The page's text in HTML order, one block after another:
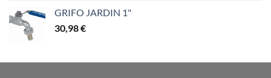
GRIFO JARDIN 1"
30,98€